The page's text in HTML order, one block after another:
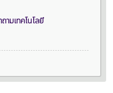
ามเทคโนโลยี